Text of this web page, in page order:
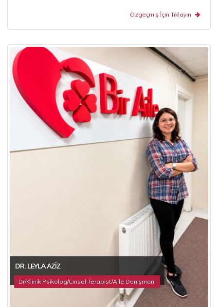
Özgeçmiş İçin Tıklayın
DR. LEYLA AZIZ
Dr/Klinik Psikolog/Cinsel Terapist/Aile Danışmanı